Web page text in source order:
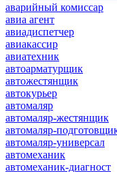
аварийный комиссар
авиа агент
авиадиспетчер
авиакассир
авиатехник
автоарматурщик
автожестянщик
автокурьер
автомаляр
автомаляр-жестянщик
автомаляр-
автомаляр-универсал
автомеханик
автомеханик-диагност